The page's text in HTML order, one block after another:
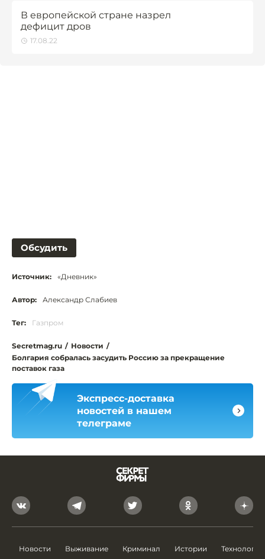
В европейской стране назрел
дефицит дров
17.08.22
Обсудить
Источник: «Дневник»
Автор: Александр Слабиев
Тег: Газпром
Secretmag.ru / Новости /
Болгария собралась засудить Россию за прекращение
поставок газа
Экспресс-доставка
новостей в нашем
телеграме
Новости Выживание Криминал Истории Технологии